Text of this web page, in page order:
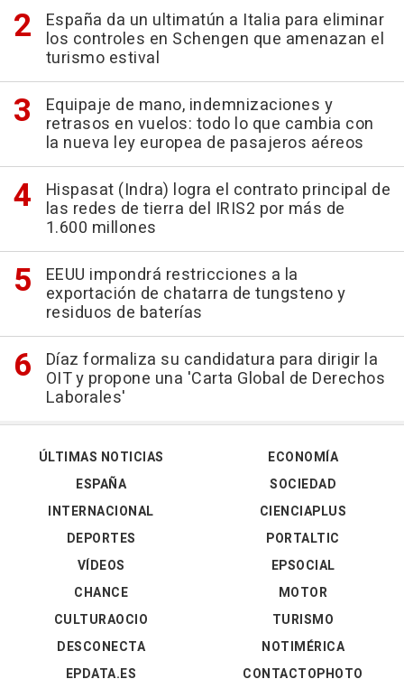
España da un ultimatún a Italia para eliminar
los controles en Schengen que amenazan el
turismo estival
Equipaje de mano, indemnizaciones y
retrasos en vuelos: todo lo que cambia con
la nueva ley europea de pasajeros aéreos
Hispasat (Indra) logra el contrato principal de
las redes de tierra del IRIS2 por más de
1.600 millones
EEUU impondrá restricciones a la
exportación de chatarra de tungsteno y
residuos de baterías
Díaz formaliza su candidatura para dirigir la
OIT y propone una 'Carta Global de Derechos
Laborales'
ÚLTIMAS NOTICIAS
ESPAÑA
INTERNACIONAL
DEPORTES
VÍDEOS
ECONOMÍA
SOCIEDAD
CIENCIAPLUS
PORTALTIC
EPSOCIAL
CHANCE
CULTURAOCIO
DESCONECTA
EPDATA.ES
MOTOR
TURISMO
NOTIMÉRICA
CONTACTOPHOTO